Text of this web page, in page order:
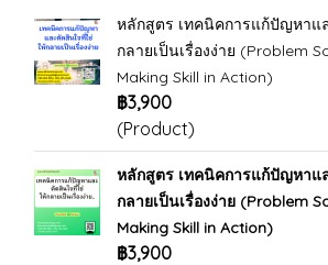
หลักสูตร เทคนิคการแก้ปัญหาแ
กลายเป็นเรื่องง่าย (Problem
Making Skill in Action)
฿3,900
(Product)
หลักสูตร เทคนิคการแก้ปัญหาแ
กลายเป็นเรื่องง่าย (Problem
Making Skill in Action)
฿3,900